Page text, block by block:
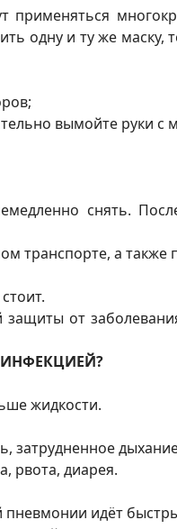
одну и ту же
вымойте руки
снять.
транспорте, а
от
жидкости.
затрудненное
рвота, диарея.
идёт